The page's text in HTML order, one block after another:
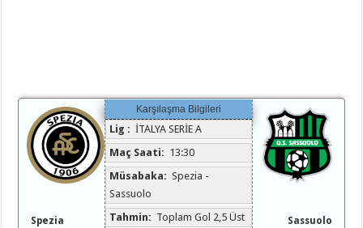
Spezia
Karşılaşma Bilgileri
Lig : İTALYA SERİE A
Maç Saati: 13:30
Müsabaka: Spezia -
Sassuolo
Tahmin: Toplam Gol 2,5 Üst Sassuolo